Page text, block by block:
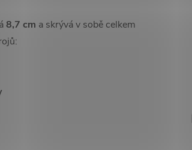
8,7 cm a skrývá v sobě celkem